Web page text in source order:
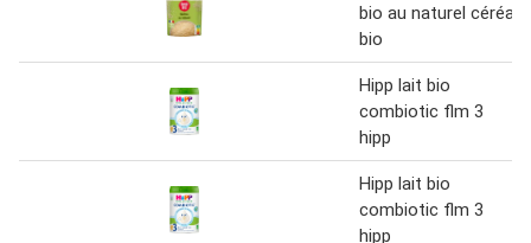
bio au naturel céréal
bio
Hipp lait bio
combiotic flm 3
hipp
Hipp lait bio
combiotic flm 3
hipp